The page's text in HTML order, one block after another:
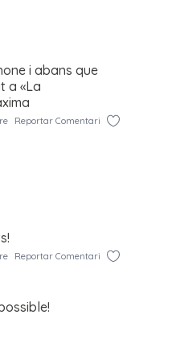
i abans que
a «La
Reportar Comentari
Reportar Comentari